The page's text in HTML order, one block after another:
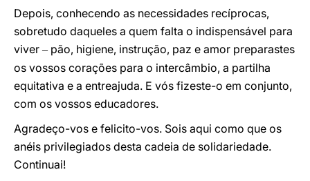
Depois, conhecendo as necessidades recíprocas,
sobretudo daqueles a quem falta o indispensável para
viver – pão, higiene, instrução, paz e amor preparastes
os vossos corações para o intercâmbio, a partilha
equitativa e a entreajuda. E vós fizeste-o em conjunto,
com os vossos educadores.
Agradeço-vos e felicito-vos. Sois aqui como que os
anéis privilegiados desta cadeia de solidariedade.
Continuai!